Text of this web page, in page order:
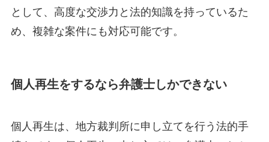
として、高度な交渉力と法的知識を持っているた
め、複雑な案件にも対応可能です。
個人再生をするなら弁護士しかできない
個人再生は、地方裁判所に申し立てを行う法的手